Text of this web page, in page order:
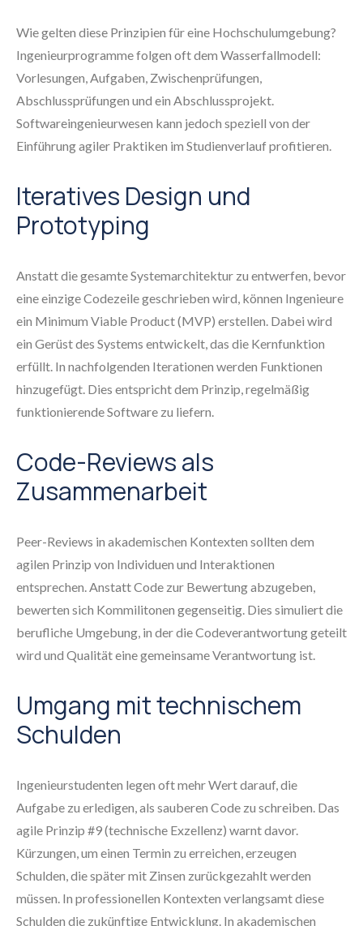
Wie gelten diese Prinzipien für eine Hochschulumgebung?
Ingenieurprogramme folgen oft dem Wasserfallmodell:
Vorlesungen, Aufgaben, Zwischenprüfungen,
Abschlussprüfungen und ein Abschlussprojekt.
Softwareingenieurwesen kann jedoch speziell von der
Einführung agiler Praktiken im Studienverlauf profitieren.
Iteratives Design und
Prototyping
Anstatt die gesamte Systemarchitektur zu entwerfen, bevor
eine einzige Codezeile geschrieben wird, können Ingenieure
ein Minimum Viable Product (MVP) erstellen. Dabei wird
ein Gerüst des Systems entwickelt, das die Kernfunktion
erfüllt. In nachfolgenden Iterationen werden Funktionen
hinzugefügt. Dies entspricht dem Prinzip, regelmäßig
funktionierende Software zu liefern.
Code-Reviews als
Zusammenarbeit
Peer-Reviews in akademischen Kontexten sollten dem
agilen Prinzip von Individuen und Interaktionen
entsprechen. Anstatt Code zur Bewertung abzugeben,
bewerten sich Kommilitonen gegenseitig. Dies simuliert die
berufliche Umgebung, in der die Codeverantwortung geteilt
wird und Qualität eine gemeinsame Verantwortung ist.
Umgang mit technischem
Schulden
Ingenieurstudenten legen oft mehr Wert darauf, die
Aufgabe zu erledigen, als sauberen Code zu schreiben. Das
agile Prinzip #9 (technische Exzellenz) warnt davor.
Kürzungen, um einen Termin zu erreichen, erzeugen
Schulden, die später mit Zinsen zurückgezahlt werden
müssen. In professionellen Kontexten verlangsamt diese
Schulden die zukünftige Entwicklung. In akademischen